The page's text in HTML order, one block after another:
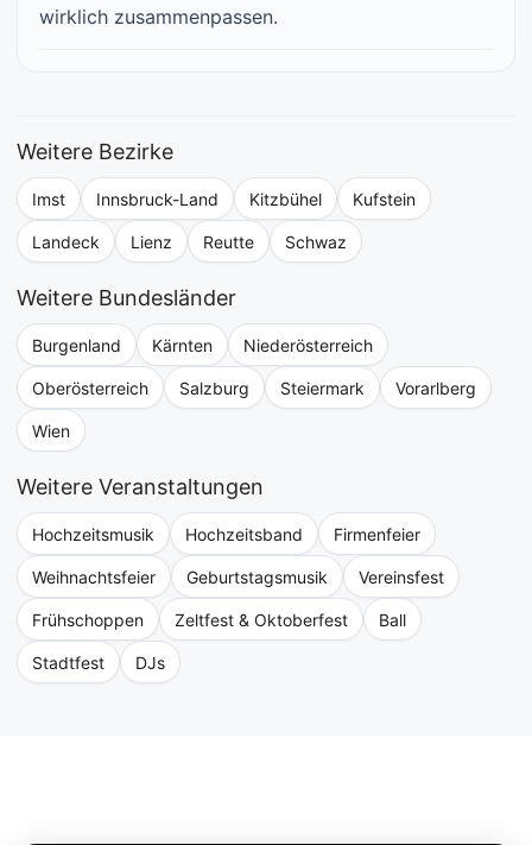
wirklich zusammenpassen.
Weitere Bezirke
Imst Innsbruck-Land Kitzbühel Kufstein
Landeck Lienz Reutte Schwaz
Weitere Bundesländer
Burgenland Kärnten Niederösterreich
Oberösterreich Salzburg Steiermark Vorarlberg
Wien
Weitere Veranstaltungen
Hochzeitsmusik Hochzeitsband Firmenfeier
Weihnachtsfeier Geburtstagsmusik Vereinsfest
Frühschoppen Zeltfest & Oktoberfest Ball
Stadtfest DJs